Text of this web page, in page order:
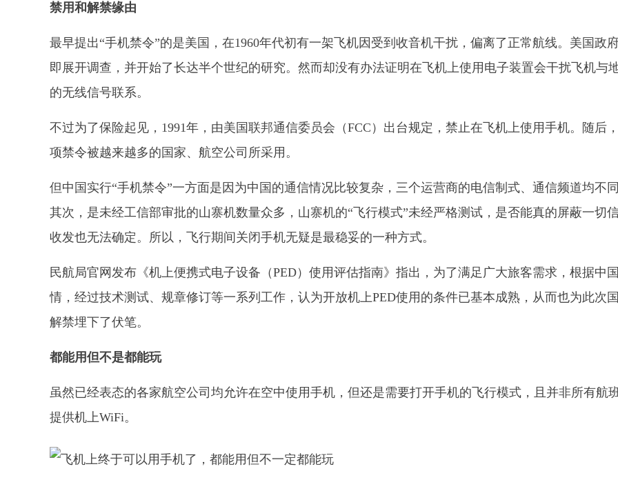
禁用和解禁缘由
最早提出“手机禁令”的是美国，在1960年代初有一架飞机因受到收音机干扰，偏离了正常航线。美国政
即展开调查，并开始了长达半个世纪的研究。然而却没有办法证明在飞机上使用电子装置会干扰飞机与
的无线信号联系。
不过为了保险起见，1991年，由美国联邦通信委员会（FCC）出台规定，禁止在飞机上使用手机。随后
项禁令被越来越多的国家、航空公司所采用。
但中国实行“手机禁令”一方面是因为中国的通信情况比较复杂，三个运营商的电信制式、通信频道均不同
其次，是未经工信部审批的山寨机数量众多，山寨机的“飞行模式”未经严格测试，是否能真的屏蔽一切
收发也无法确定。所以，飞行期间关闭手机无疑是最稳妥的一种方式。
民航局官网发布《机上便携式电子设备（PED）使用评估指南》指出，为了满足广大旅客需求，根据中
情，经过技术测试、规章修订等一系列工作，认为开放机上PED使用的条件已基本成熟，从而也为此次
解禁埋下了伏笔。
都能用但不是都能玩
虽然已经表态的各家航空公司均允许在空中使用手机，但还是需要打开手机的飞行模式，且并非所有航
提供机上WiFi。